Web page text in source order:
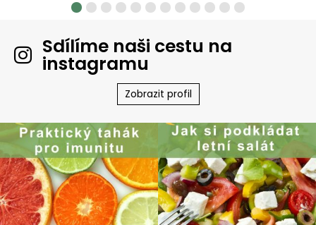
Sdílíme naši cestu na
instagramu
Zobrazit profil